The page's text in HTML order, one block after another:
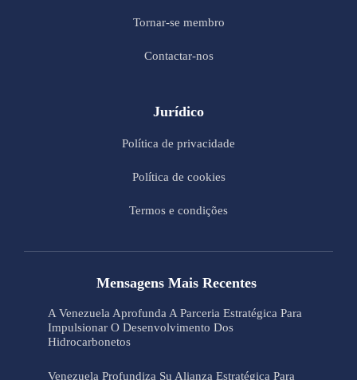
Tornar-se membro
Contactar-nos
Jurídico
Política de privacidade
Política de cookies
Termos e condições
Mensagens Mais Recentes
A Venezuela Aprofunda A Parceria Estratégica Para
Impulsionar O Desenvolvimento Dos
Hidrocarbonetos
Venezuela Profundiza Su Alianza Estratégica Para